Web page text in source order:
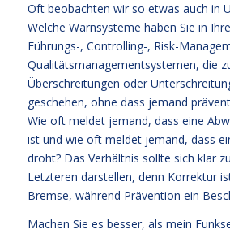
Oft beobachten wir so etwas auch in
Welche Warnsysteme haben Sie in
Führungs-, Controlling-, Risk-
Qualitätsmanagementsystemen, die
Überschreitungen oder
geschehen, ohne dass jemand
Wie oft meldet jemand, dass eine
ist und wie oft meldet jemand, dass
droht? Das Verhältnis sollte sich klar
Letzteren darstellen, denn Korrektur
Bremse, während Prävention ein
Machen Sie es besser, als mein